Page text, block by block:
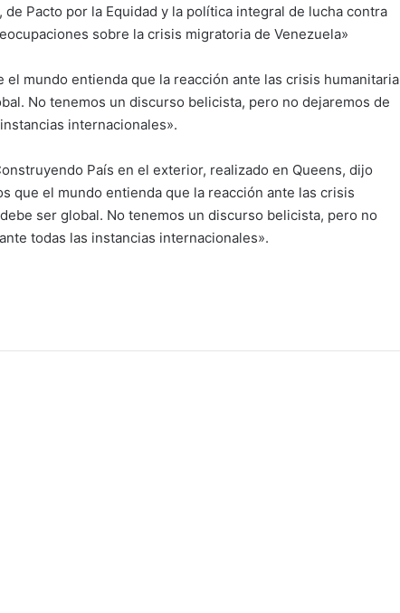
Pacto por la Equidad y la política integral de lucha contra
sobre la crisis migratoria de Venezuela»
el mundo entienda que la reacción ante las crisis humanitaria
No tenemos un discurso belicista, pero no dejaremos de
internacionales».
País en el exterior, realizado en Queens, dijo
que el mundo entienda que la reacción ante las crisis
ser global. No tenemos un discurso belicista, pero no
todas las instancias internacionales».